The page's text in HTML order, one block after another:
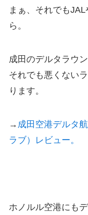
まぁ、それでも
ら。
成田のデルタラウ
それでも悪くない
ります。
→ 成田空港デルタ
ラブ）レビュー。
ホノルル空港にも